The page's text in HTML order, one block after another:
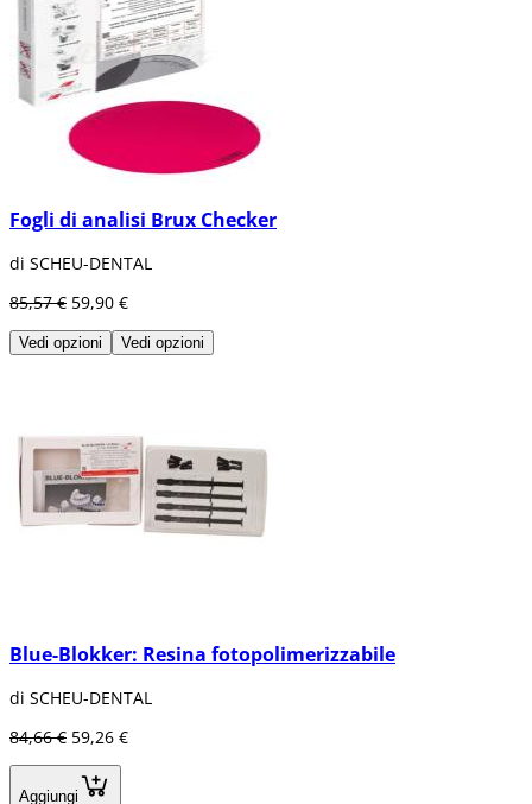
Fogli di analisi Brux Checker
di SCHEU-DENTAL
85,57 € 59,90 €
Vedi opzioni Vedi opzioni
Blue-Blokker: Resina fotopolimerizzabile
di SCHEU-DENTAL
84,66 € 59,26 €
Aggiungi